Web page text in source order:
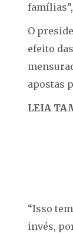
O
efeito
apostas
LEIA
“Isso
invés,